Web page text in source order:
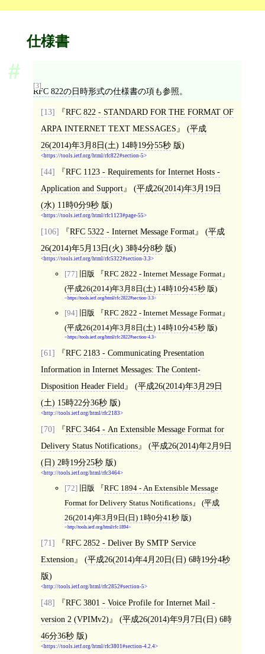
仕様書
[3]
RFC 822の日時形式の仕様書の項も参照。
[13]
RFC 822 - STANDARD FOR THE FORMAT OF
ARPA INTERNET TEXT MESSAGES
(平成
26(2014)年3月8日(土) 14時19分55秒版)
https://tools.ietf.org/html/rfc822#section-5
[44]
RFC 1123 - Requirements for Internet Hosts -
Application and Support
(平成26(2014)年3月19日
(水) 11時0分9秒版)
https://tools.ietf.org/html/rfc1123#page-55
[106] RFC 5322 - Internet Message Format (平成
26(2014)年5月13日(火) 3時4分8秒版)
https://tools.ietf.org/html/rfc5322#section-3.3
[77]旧版
RFC 2822 - Internet Message Format
(平成26(2014)年3月8日(土) 14時10分45秒版)
https://tools.ietf.org/html/rfc2822#section-3.3
[94]旧版
RFC 2822 - Internet Message Format
(平成26(2014)年3月8日(土) 14時10分45秒版)
https://tools.ietf.org/html/rfc2822#section-4.3
[61]
RFC 2183 - Communicating Presentation
Information in Internet Messages: The Content-
Disposition Header Field
(平成26(2014)年3月29日
(土) 15時22分36秒版)
http://tools.ietf.org/html/rfc2183
[70]
RFC 3464 - An Extensible Message Format for
Delivery Status Notifications
(平成26(2014)年2月9日
(日) 2時19分25秒版)
http://tools.ietf.org/html/rfc3464
[72]旧版
RFC 1894 - An Extensible Message
Format for Delivery Status Notifications
(平成
26(2014)年3月9日(日) 1時0分41秒版)
http://tools.ietf.org/html/rfc1894
[71]
RFC 2852 - Deliver By SMTP Service
Extension
(平成26(2014)年4月20日(日) 6時19分4秒
版)
http://tools.ietf.org/html/rfc2852#section-5
[48]
RFC 3801 - Voice Profile for Internet Mail -
version 2 (VPIMv2)
(平成26(2014)年9月7日(日) 6時
46分36秒版)
https://tools.ietf.org/html/rfc3801#section-4.2.4